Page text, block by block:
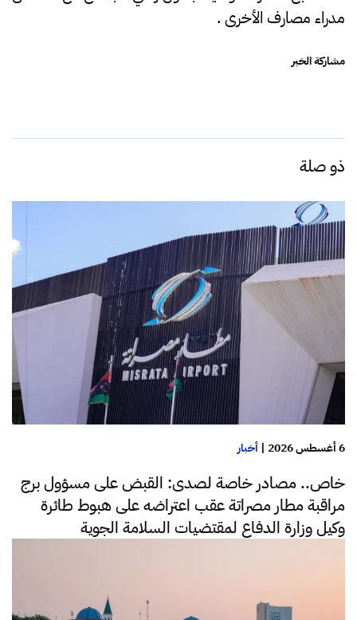
مدراء مصارف الأخرى .
مشاركة الخبر
ذو صلة
6 أغسطس 2026 | أخبار
خاص.. مصادر خاصة لصدى: القبض على مسؤول برج
مراقبة مطار مصراتة عقب اعتراضه على هبوط طائرة
وكيل وزارة الدفاع لمقتضيات السلامة الجوية